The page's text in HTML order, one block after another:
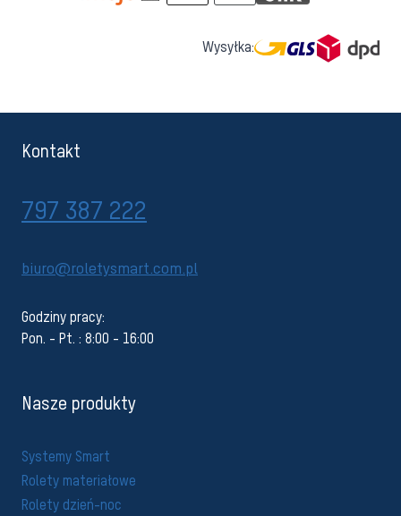
Wysyłka:
Kontakt
797 387 222
biuro@roletysmart.com.pl
Godziny pracy:
Pon. - Pt. : 8:00 - 16:00
Nasze produkty
Systemy Smart
Rolety materiałowe
Rolety dzień-noc